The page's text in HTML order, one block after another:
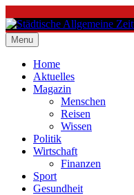
to
content
Städtische Allgemeine Zeitung
Menu
Home
Aktuelles
Magazin
Menschen
Reisen
Wissen
Politik
Wirtschaft
Finanzen
Sport
Gesundheit